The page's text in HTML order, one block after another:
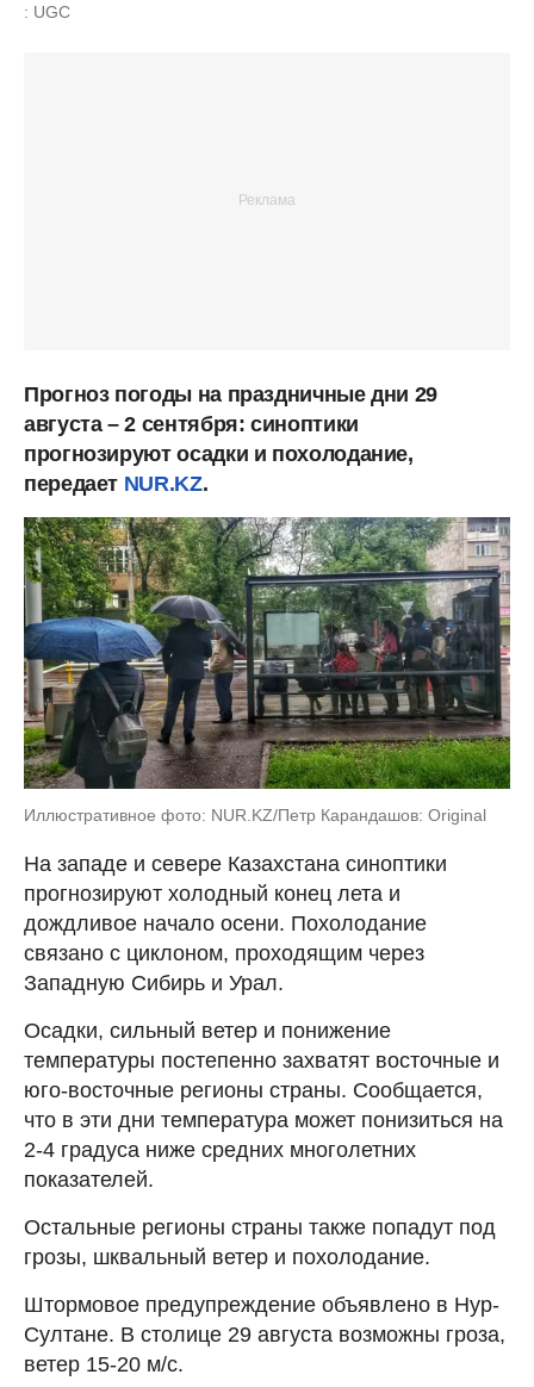
: UGC
Прогноз погоды на праздничные дни 29
августа – 2 сентября: синоптики
прогнозируют осадки и похолодание,
передает NUR.KZ.
Иллюстративное фото: NUR.KZ/Петр Карандашов: Original
На западе и севере Казахстана синоптики
прогнозируют холодный конец лета и
дождливое начало осени. Похолодание
связано с циклоном, проходящим через
Западную Сибирь и Урал.
Осадки, сильный ветер и понижение
температуры постепенно захватят восточные и
юго-восточные регионы страны. Сообщается,
что в эти дни температура может понизиться на
2-4 градуса ниже средних многолетних
показателей.
Остальные регионы страны также попадут под
грозы, шквальный ветер и похолодание.
Штормовое предупреждение объявлено в Нур-
Султане. В столице 29 августа возможны гроза,
ветер 15-20 м/с.